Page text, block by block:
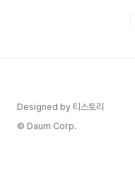
사들이 기하 문제 풀다 보면 "여
Designed by 티스토리
© Daum Corp.